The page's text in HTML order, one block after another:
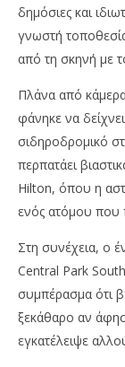
δημόσιες και
γνωστή
από τη σκηνή με
Πλάνα από
φάνηκε να
σιδηροδρομικό
περπατάει
Hilton, όπου η
ενός ατόμου που
Στη συνέχεια, ο
Central Park
συμπέρασμα ότι
ξεκάθαρο αν
εγκατέλειψε